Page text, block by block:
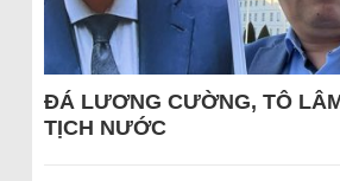
ĐÁ LƯƠNG CƯỜNG, TÔ
TỊCH NƯỚC